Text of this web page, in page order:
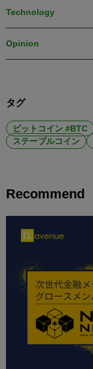
Technology
Opinion
タグ
ビットコイン #BTC
ステーブルコイン
Recommend